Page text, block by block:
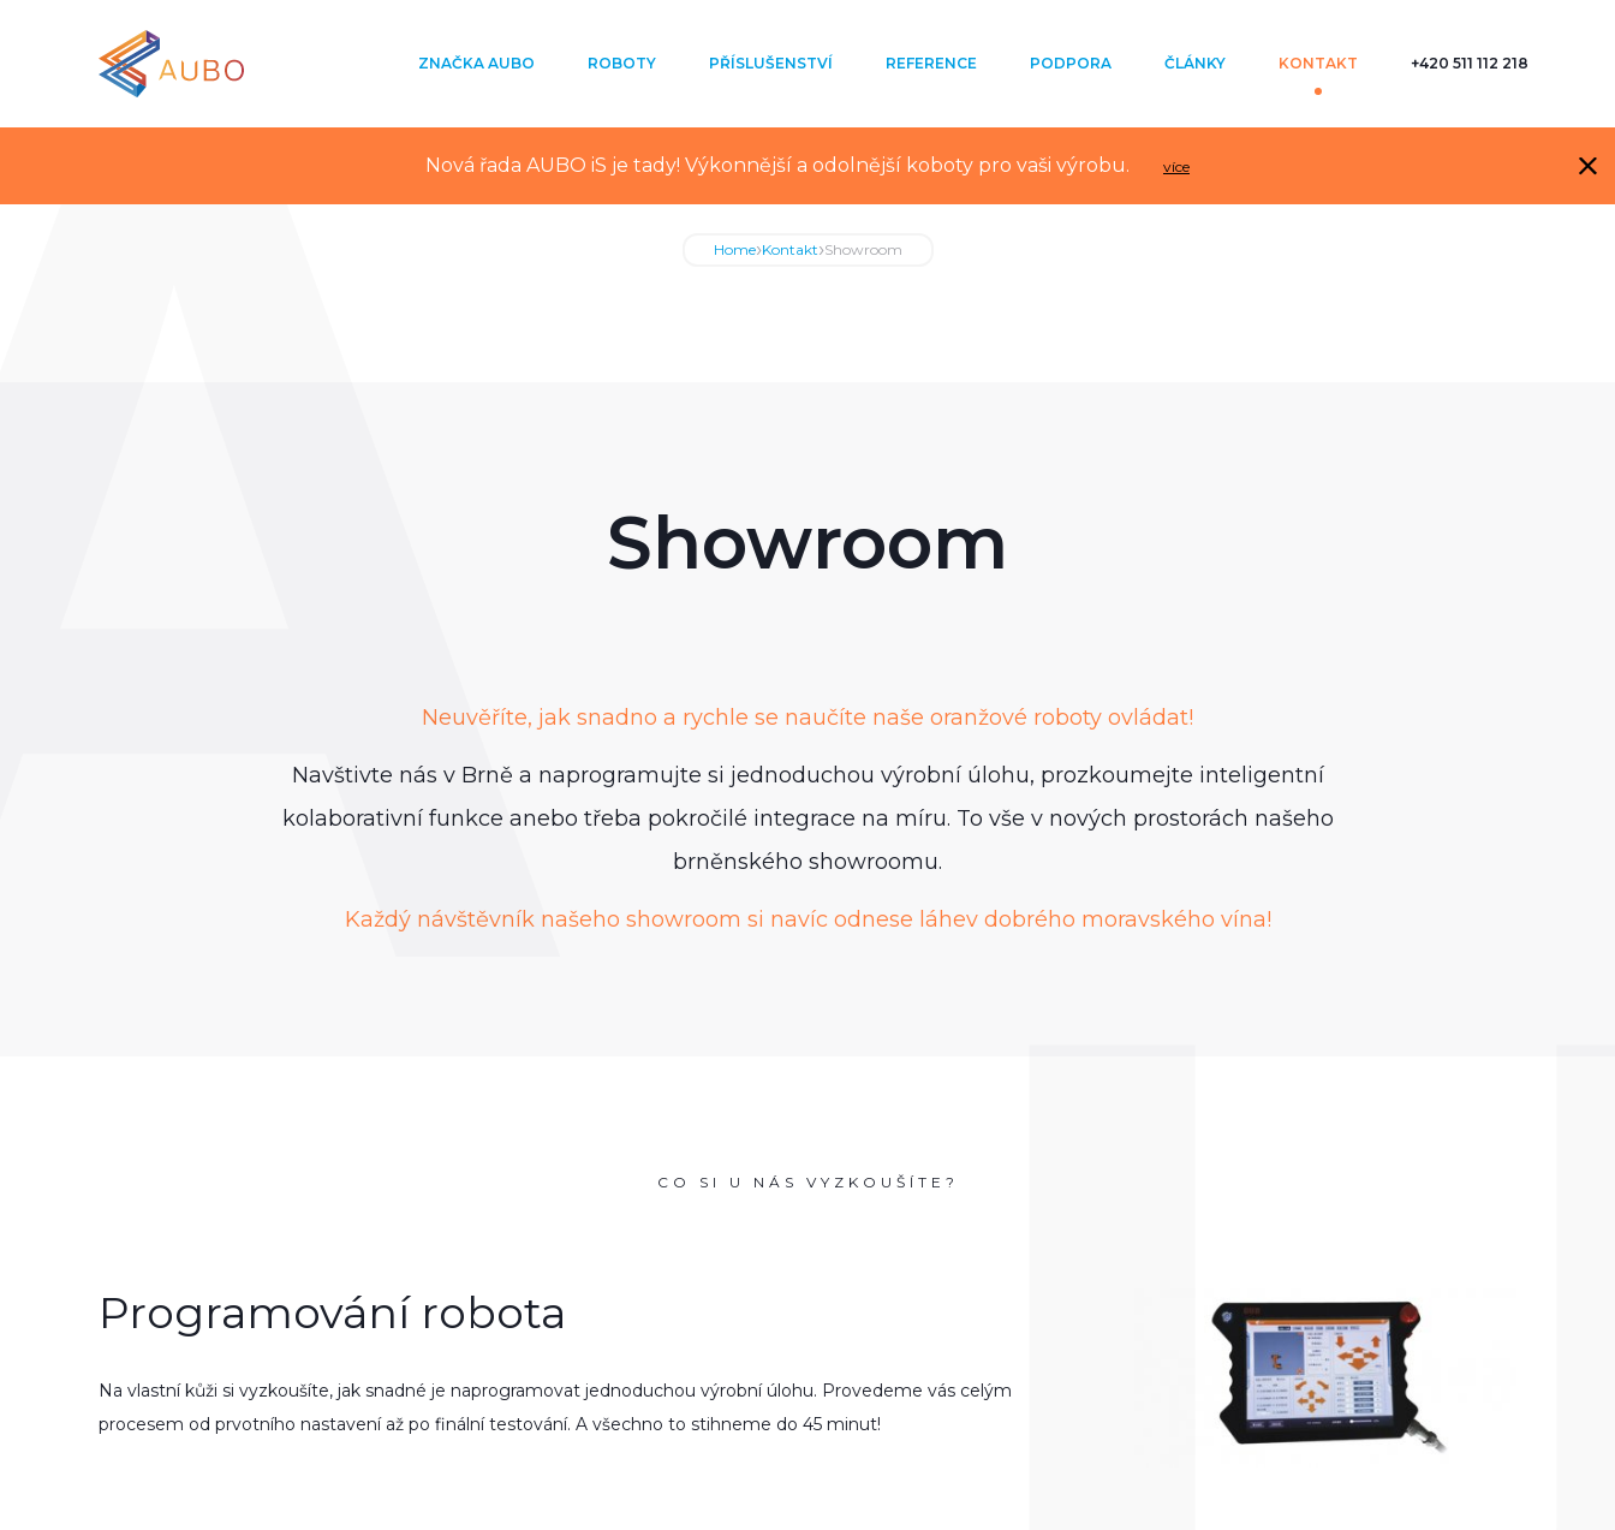
ZNAČKA AUBO ROBOTY PŘÍSLUŠENSTVÍ REFERENCE PODPORA ČLÁNKY KONTAKT +420 511 112 218
Nová řada AUBO iS je tady! Výkonnější a odolnější koboty pro vaši výrobu. více
Home›Kontakt›Showroom
Showroom
Neuvěříte, jak snadno a rychle se naučíte naše oranžové roboty ovládat!
Navštivte nás v Brně a naprogramujte si jednoduchou výrobní úlohu, prozkoumejte inteligentní
kolaborativní funkce anebo třeba pokročilé integrace na míru. To vše v nových prostorách našeho
brněnského showroomu.
Každý návštěvník našeho showroom si navíc odnese láhev dobrého moravského vína!
CO SI U NÁS VYZKOUŠÍTE?
Programování robota
Na vlastní kůži si vyzkoušíte, jak snadné je naprog­ra­mo­vat jedno­du­chou výrobní úlohu. Prove­deme vás celým
proce­sem od prvot­ního nasta­vení až po finální testování. A všechno to stih­neme do 45 minut!